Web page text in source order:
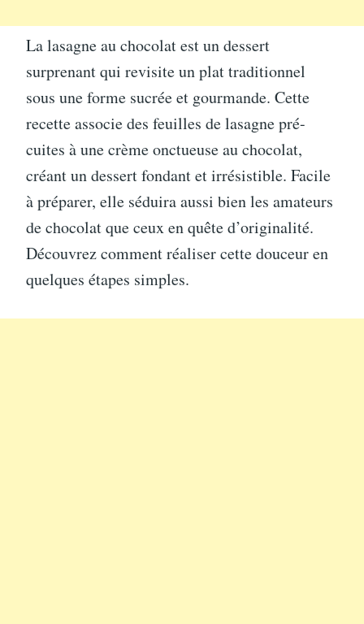
La lasagne au chocolat est un dessert
surprenant qui revisite un plat traditionnel
sous une forme sucrée et gourmande. Cette
recette associe des feuilles de lasagne pré-
cuites à une crème onctueuse au chocolat,
créant un dessert fondant et irrésistible. Facile
à préparer, elle séduira aussi bien les amateurs
de chocolat que ceux en quête d’originalité.
Découvrez comment réaliser cette douceur en
quelques étapes simples.